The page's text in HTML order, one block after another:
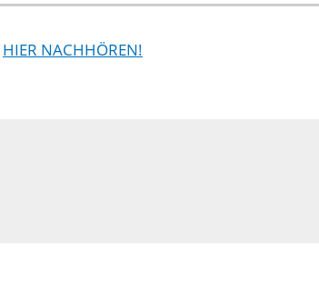
HIER NACHHÖREN!